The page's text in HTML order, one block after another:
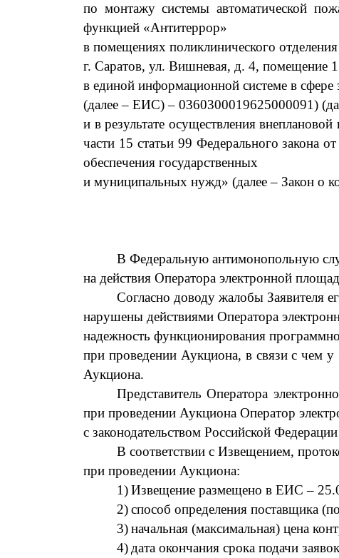
по монтажу системы автоматической
функцией «Антитеррор»
в помещениях поликлинического
г. Саратов, ул. Вишневая, д. 4, помещение 1
в единой информационной системе в сфере
(далее – ЕИС) – 0360300019625000091)
и в результате осуществления
части 15 статьи 99 Федерального закона
обеспечения государственных
и муниципальных нужд» (далее – Закон о
В Федеральную антимонопольную
на действия Оператора электронной
Согласно доводу жалобы Заявителя
нарушены действиями Оператора
надежность функционирования
при проведении Аукциона, в связи с чем у
Аукциона.
Представитель Оператора
при проведении Аукциона Оператор
с законодательством Российской Федераци
В соответствии с Извещением,
при проведении Аукциона:
1) Извещение размещенов ЕИС – 25
2) способ определения поставщика
3) начальная(максимальная) цена
4) дата окончания срока подачи